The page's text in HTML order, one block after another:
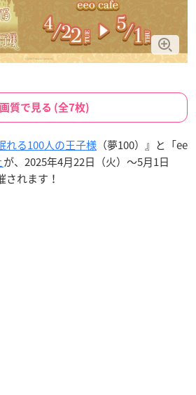
質で見る (全7枚)
れる100人の王子様 （夢100）』と「ee
が、2025年4月22日（火）～5月1日
されます！